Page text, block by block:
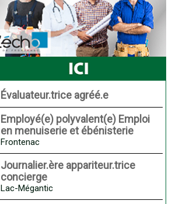
Évaluateur.trice agréé.e
Employé(e) polyvalent(e) Emploi
en menuiserie et ébénisterie
Frontenac
Journalier.ère appariteur.trice
concierge
Lac-Mégantic